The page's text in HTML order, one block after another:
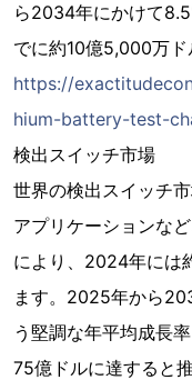
ら2034年にかけて
でに約10億5,000万ド
https://
hium-battery-test-
検出スイッチ市場
世界の検出スイッチ
アプリケーションな
により、2024年には
ます。2025年から
う堅調な年平均成長
75億ドルに達すると